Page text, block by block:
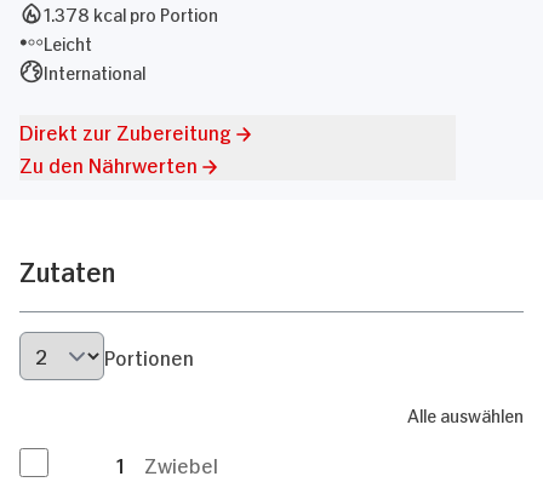
1.378 kcal pro Portion
Leicht
International
Direkt zur Zubereitung
Zu den Nährwerten
Zutaten
Portionen
Alle auswählen
1
Zwiebel